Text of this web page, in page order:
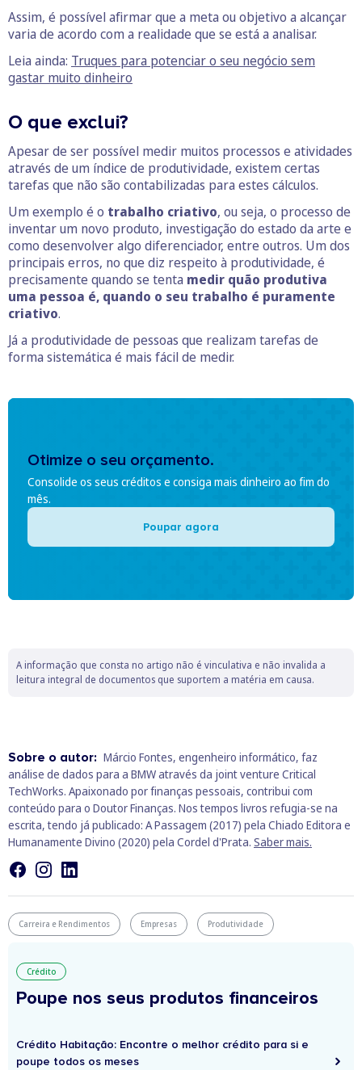
Assim, é possível afirmar que a meta ou objetivo a alcançar
varia de acordo com a realidade que se está a analisar.
Leia ainda: Truques para potenciar o seu negócio sem
gastar muito dinheiro
O que exclui?
Apesar de ser possível medir muitos processos e atividades
através de um índice de produtividade, existem certas
tarefas que não são contabilizadas para estes cálculos.
Um exemplo é o trabalho criativo, ou seja, o processo de
inventar um novo produto, investigação do estado da arte e
como desenvolver algo diferenciador, entre outros. Um dos
principais erros, no que diz respeito à produtividade, é
precisamente quando se tenta medir quão produtiva
uma pessoa é, quando o seu trabalho é puramente
criativo.
Já a produtividade de pessoas que realizam tarefas de
forma sistemática é mais fácil de medir.
Otimize o seu orçamento.
Consolide os seus créditos e consiga mais dinheiro ao fim do
mês.
Poupar agora
A informação que consta no artigo não é vinculativa e não invalida a
leitura integral de documentos que suportem a matéria em causa.
Sobre o autor: Márcio Fontes, engenheiro informático, faz
análise de dados para a BMW através da joint venture Critical
TechWorks. Apaixonado por finanças pessoais, contribui com
conteúdo para o Doutor Finanças. Nos tempos livros refugia-se na
escrita, tendo já publicado: A Passagem (2017) pela Chiado Editora e
Humanamente Divino (2020) pela Cordel d'Prata. Saber mais.
Carreira e Rendimentos Empresas Produtividade
Crédito
Poupe nos seus produtos financeiros
Crédito Habitação: Encontre o melhor crédito para si e
poupe todos os meses